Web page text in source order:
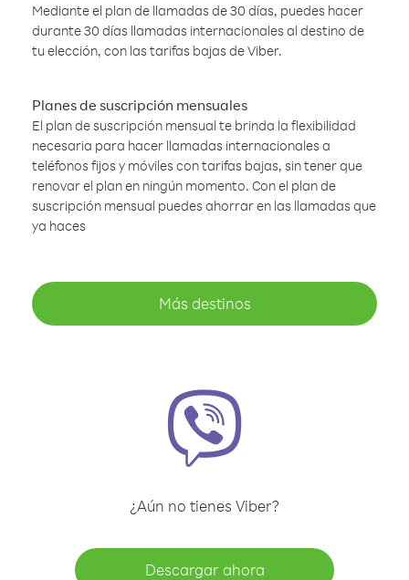
Mediante el plan de llamadas de 30 días, puedes hacer
durante 30 días llamadas internacionales al destino de
tu elección, con las tarifas bajas de Viber.
Planes de suscripción mensuales
El plan de suscripción mensual te brinda la flexibilidad
necesaria para hacer llamadas internacionales a
teléfonos fijos y móviles con tarifas bajas, sin tener que
renovar el plan en ningún momento. Con el plan de
suscripción mensual puedes ahorrar en las llamadas que
ya haces
Más destinos
¿Aún no tienes Viber?
Descargar ahora